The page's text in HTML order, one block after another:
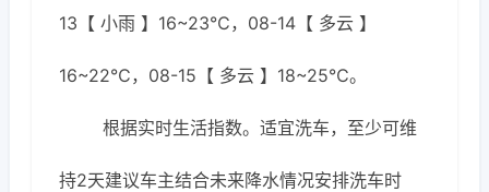
13【 小雨 】16~23℃，08-14【 多云 】
16~22℃，08-15【 多云 】18~25℃。
根据实时生活指数。适宜洗车，至少可维
持2天建议车主结合未来降水情况安排洗车时